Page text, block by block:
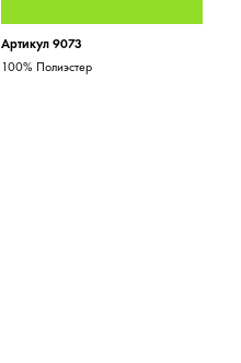
Артикул 9073
100% Полиэстер